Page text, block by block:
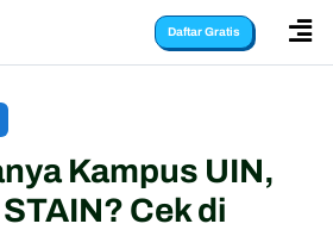
Daftar Gratis 
Kampus UIN,
Cek di